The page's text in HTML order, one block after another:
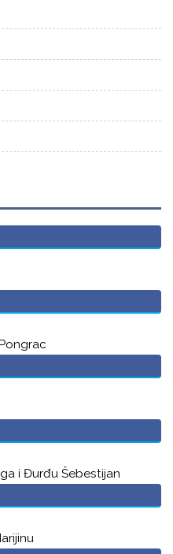
i Đurđu Šebestijan